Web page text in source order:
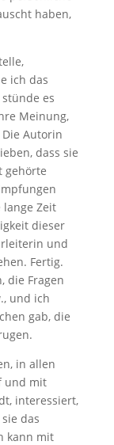
haben,
ich das
es
Meinung,
Autorin
dass sie
gehörte
Zeit
dieser
und
Fertig.
die Fragen
und ich
gab, die
in allen
und mit
interessiert,
das
kann mit